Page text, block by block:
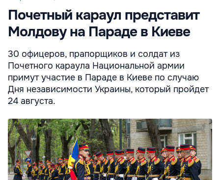
Почетный караул представит
Молдову на Параде в Киеве
30 офицеров, прапорщиков и солдат из
Почетного караула Национальной армии
примут участие в Параде в Киеве по случаю
Дня независимости Украины, который пройдет
24 августа.